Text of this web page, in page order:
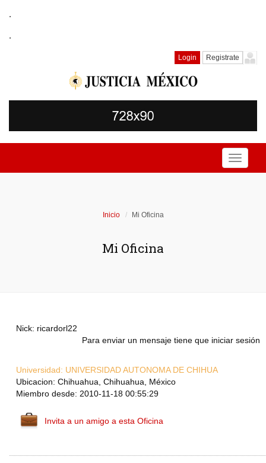
.
.
Login Registrate
Toggle
Inicio Mi Oficina
Mi Oficina
Nick: ricardorl22
Para enviar un mensaje tiene que iniciar sesión
Universidad: UNIVERSIDAD AUTONOMA DE CHIHUA
Ubicacion: Chihuahua, Chihuahua, México
Miembro desde: 2010-11-18 00:55:29
Invita a un amigo a esta Oficina